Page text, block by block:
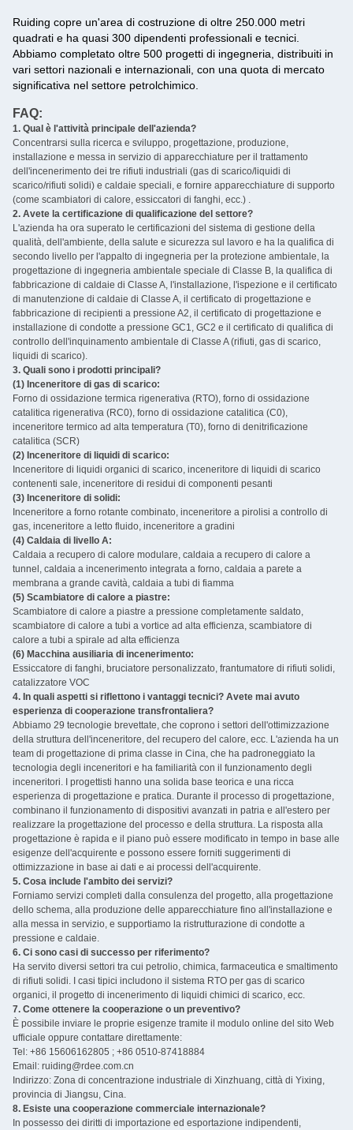
Ruiding copre un'area di costruzione di oltre 250.000 metri
quadrati e ha quasi 300 dipendenti professionali e tecnici.
Abbiamo completato oltre 500 progetti di ingegneria, distribuiti in
vari settori nazionali e internazionali, con una quota di mercato
significativa nel settore petrolchimico.
FAQ:
1. Qual è l'attività principale dell'azienda?
Concentrarsi sulla ricerca e sviluppo, progettazione, produzione,
installazione e messa in servizio di apparecchiature per il trattamento
dell'incenerimento dei tre rifiuti industriali (gas di scarico/liquidi di
scarico/rifiuti solidi) e caldaie speciali, e fornire apparecchiature di supporto
(come scambiatori di calore, essiccatori di fanghi, ecc.) ‌.
2. Avete la certificazione di qualificazione del settore? ‌
L'azienda ha ora superato le certificazioni del sistema di gestione della
qualità, dell'ambiente, della salute e sicurezza sul lavoro e ha la qualifica di
secondo livello per l'appalto di ingegneria per la protezione ambientale, la
progettazione di ingegneria ambientale speciale di Classe B, la qualifica di
fabbricazione di caldaie di Classe A, l'installazione, l'ispezione e il certificato
di manutenzione di caldaie di Classe A, il certificato di progettazione e
fabbricazione di recipienti a pressione A2, il certificato di progettazione e
installazione di condotte a pressione GC1, GC2 e il certificato di qualifica di
controllo dell'inquinamento ambientale di Classe A (rifiuti, gas di scarico,
liquidi di scarico).
3. Quali sono i prodotti principali? ‌
(1) Inceneritore di gas di scarico:
Forno di ossidazione termica rigenerativa (RTO), forno di ossidazione
catalitica rigenerativa (RC0), forno di ossidazione catalitica (C0),
inceneritore termico ad alta temperatura (T0), forno di denitrificazione
catalitica (SCR)
(2) Inceneritore di liquidi di scarico:
Inceneritore di liquidi organici di scarico, inceneritore di liquidi di scarico
contenenti sale, inceneritore di residui di componenti pesanti
(3) Inceneritore di solidi:
Inceneritore a forno rotante combinato, inceneritore a pirolisi a controllo di
gas, inceneritore a letto fluido, inceneritore a gradini
(4) Caldaia di livello A:
Caldaia a recupero di calore modulare, caldaia a recupero di calore a
tunnel, caldaia a incenerimento integrata a forno, caldaia a parete a
membrana a grande cavità, caldaia a tubi di fiamma
(5) Scambiatore di calore a piastre:
Scambiatore di calore a piastre a pressione completamente saldato,
scambiatore di calore a tubi a vortice ad alta efficienza, scambiatore di
calore a tubi a spirale ad alta efficienza
(6) Macchina ausiliaria di incenerimento:
Essiccatore di fanghi, bruciatore personalizzato, frantumatore di rifiuti solidi,
catalizzatore VOC ‌
4. In quali aspetti si riflettono i vantaggi tecnici? Avete mai avuto
esperienza di cooperazione transfrontaliera?
Abbiamo 29 tecnologie brevettate, che coprono i settori dell'ottimizzazione
della struttura dell'inceneritore, del recupero del calore, ecc. L'azienda ha un
team di progettazione di prima classe in Cina, che ha padroneggiato la
tecnologia degli inceneritori e ha familiarità con il funzionamento degli
inceneritori. I progettisti hanno una solida base teorica e una ricca
esperienza di progettazione e pratica. Durante il processo di progettazione,
combinano il funzionamento di dispositivi avanzati in patria e all'estero per
realizzare la progettazione del processo e della struttura. La risposta alla
progettazione è rapida e il piano può essere modificato in tempo in base alle
esigenze dell'acquirente e possono essere forniti suggerimenti di
ottimizzazione in base ai dati e ai processi dell'acquirente.
5. Cosa include l'ambito dei servizi?
Forniamo servizi completi dalla consulenza del progetto, alla progettazione
dello schema, alla produzione delle apparecchiature fino all'installazione e
alla messa in servizio, e supportiamo la ristrutturazione di condotte a
pressione e caldaie.
6. Ci sono casi di successo per riferimento?
Ha servito diversi settori tra cui petrolio, chimica, farmaceutica e smaltimento
di rifiuti solidi. I casi tipici includono il sistema RTO per gas di scarico
organici, il progetto di incenerimento di liquidi chimici di scarico, ecc.
7. Come ottenere la cooperazione o un preventivo?
È possibile inviare le proprie esigenze tramite il modulo online del sito Web
ufficiale oppure contattare direttamente:
Tel: +86 15606162805 ; +86 0510-87418884
Email: ruiding@rdee.com.cn
Indirizzo: Zona di concentrazione industriale di Xinzhuang, città di Yixing,
provincia di Jiangsu, Cina.
8. Esiste una cooperazione commerciale internazionale? ‌
In possesso dei diritti di importazione ed esportazione indipendenti,